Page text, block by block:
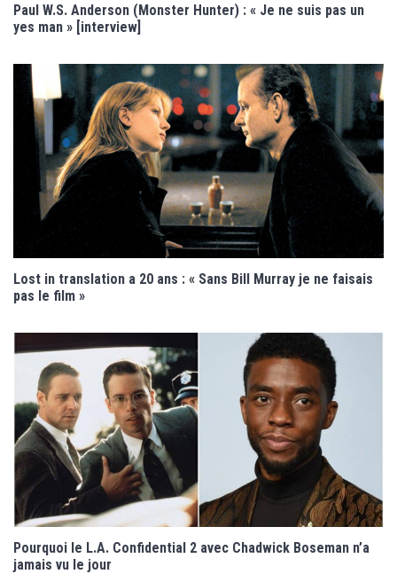
Paul W.S. Anderson (Monster Hunter) : « Je ne suis pas un
yes man » [interview]
Lost in translation a 20 ans : « Sans Bill Murray je ne faisais
pas le film »
Pourquoi le L.A. Confidential 2 avec Chadwick Boseman n’a
jamais vu le jour